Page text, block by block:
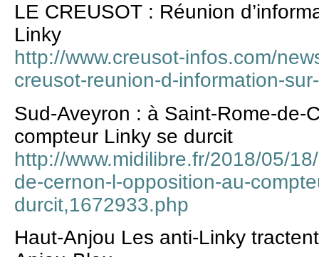
LE CREUSOT : Réunion
Linky
http://www.creusot-infos.com/
creusot-reunion-d-information-
Sud-Aveyron : à Saint-Rome-de-
compteur Linky se durcit
http://www.midilibre.fr/2018/05/
de-cernon-l-opposition-au-
durcit,1672933.php
Haut-Anjou Les anti-Linky